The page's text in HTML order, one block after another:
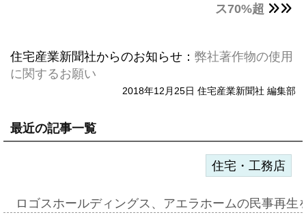
ス70%超
住宅産業新聞社からのお知らせ： 弊社著作物の使用
に関するお願い
2018年12月25日 住宅産業新聞社 編集部
最近の記事一覧
住宅・工務店
ロゴスホールディングス、アエラホームの民事再